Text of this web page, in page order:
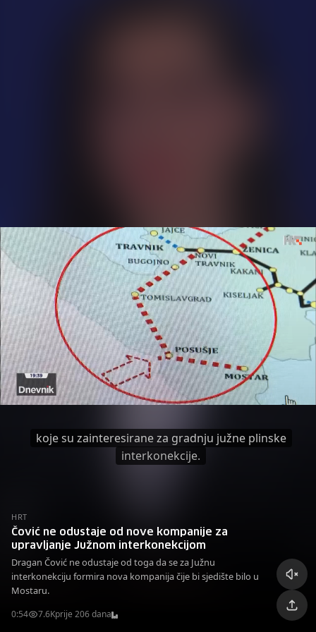
koje su zainteresirane za gradnju južne plinske
interkonekcije.
HRT
Čović ne odustaje od nove kompanije za
upravljanje Južnom interkonekcijom
Dragan Čović ne odustaje od toga da se za Južnu
interkonekciju formira nova kompanija čije bi sjedište bilo u
Mostaru.
0:54 7.6Kprije 206 dana